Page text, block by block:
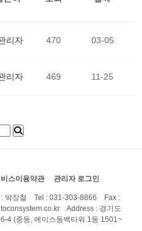
리자 470 03-05
리자 469 11-25
스이용약관 관리자 로그인
박장철 Tel : 031-303-8866 Fax :
Address : 경기도
4 (중동, 에이스동백타워 1동 1501~